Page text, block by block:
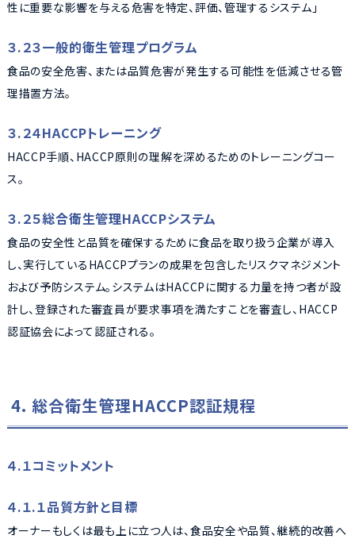
性に重要な影響を与える危害を特定、評価、管理するシステム」
３.２３一般的衛生管理プログラム
食品の安全危害、または品質危害が発生する可能性を低減させる管
理措置方法。
３.２４HACCPトレーニング
HACCP手順、HACCP原則の理解を深めるためのトレーニングコー
ス。
３.２５総合衛生管理HACCPシステム
食品の安全性と品質を確保するために食品を取り扱う企業が導入
し、実行しているHACCPプランの成果を包含したリスクマネジメント
および予防システム。システムはHACCPに関する力量を持つ者が設
計し、登録された審査員が要求事項を満たすことを審査し、HACCP
認証協会によって認証される。
4. 総合衛生管理HACCP認証規程
４.１コミットメント
４.１.１品質方針と目標
オーナーもしくは最も上に立つ人は、食品安全や品質、継続的改善へ